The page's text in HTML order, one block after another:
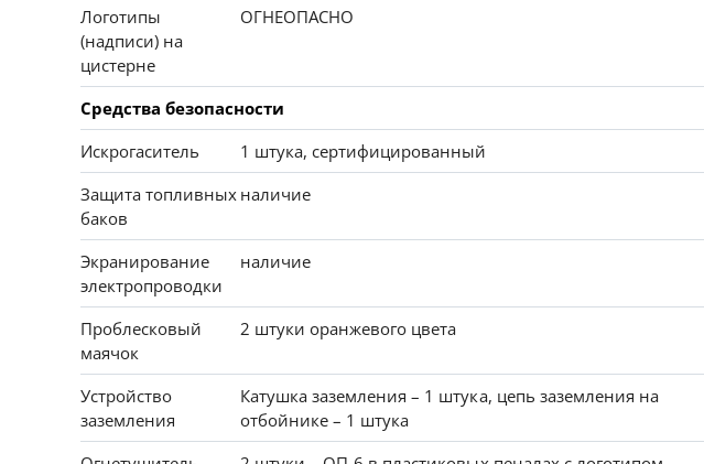
Логотипы
(надписи) на
цистерне
ОГНЕОПАСНО
Средства безопасности
Искрогаситель
1 штука, сертифицированный
Защита топливных
баков
наличие
Экранирование
электропроводки
наличие
Проблесковый
маячок
2 штуки оранжевого цвета
Устройство
заземления
Катушка заземления – 1 штука, цепь заземления на
отбойнике – 1 штука